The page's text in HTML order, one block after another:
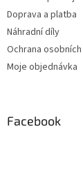
Doprava a platba
Náhradní díly
Ochrana
Moje objednávka
Facebook